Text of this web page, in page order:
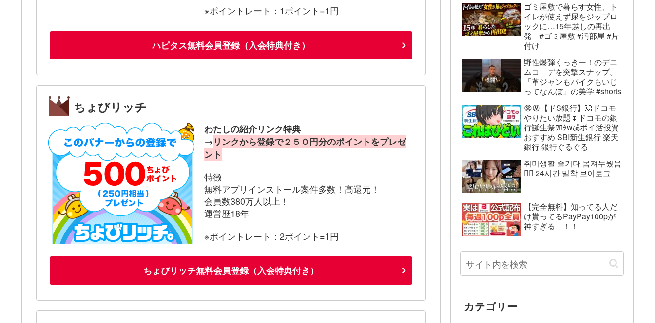
※ポイントレート：1ポイント=1円
ハピタス無料会員登録（入会特典付き）
ちょびリッチ
わたしの紹介リンク特典
→ リンクから登録で２５０円分のポイントをプレゼ
ント
特徴
無料アプリインストール案件多数！高還元！
会員数380万人以上！
運営歴18年
※ポイントレート：2ポイント=1円
ちょびリッチ無料会員登録（入会特典付き）
ゴミ屋敷で暮らす女性、ト
イレが使えず尿をジップロ
ックに…15年越しの再出
発 #ゴミ屋敷 #汚部屋 #片
付け
野性爆弾くっきー！のデニ
ムコーデを突撃スナップ。
「革ジャンもバイクもいじ
ってなんぼ」の美学 #shorts
😡😡【ドS銀行】💥ドコモ
やりたい放題🌷ドコモの銀
行誕生祭ﾜﾛﾀw💰ポイ活投資
おすすめ SBI新生銀行 楽天
銀行 銀行ぐるぐる
취미생활 즐기다 몸져누웠음
😵‍💫 24시간 밀착 브이로그
【完全無料】知ってる人だ
け貰ってるPayPay100pが
神すぎる！！！
カテゴリー